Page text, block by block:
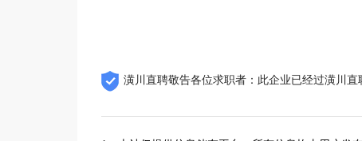
潢川直聘敬告各位求职者：此企业已经过潢川